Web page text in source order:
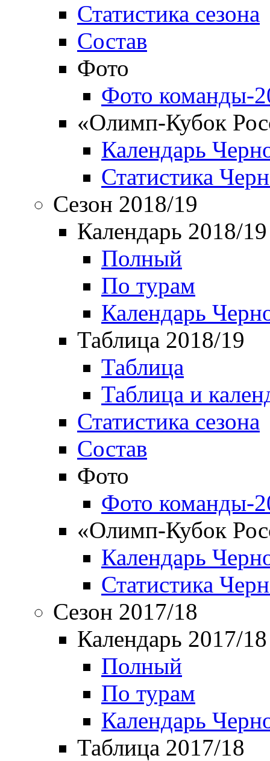
Статистика сезона
Состав
Фото
Фото команды-
«Олимп-Кубок
Календарь
Статистика
Сезон 2018/19
Календарь 2018/19
Полный
По турам
Календарь
Таблица 2018/19
Таблица
Таблица и
Статистика сезона
Состав
Фото
Фото команды-
«Олимп-Кубок
Календарь
Статистика
Сезон 2017/18
Календарь 2017/18
Полный
По турам
Календарь
Таблица 2017/18